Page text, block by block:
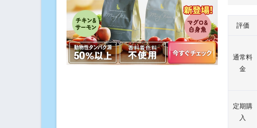
評価
通常料
金
定期購
入